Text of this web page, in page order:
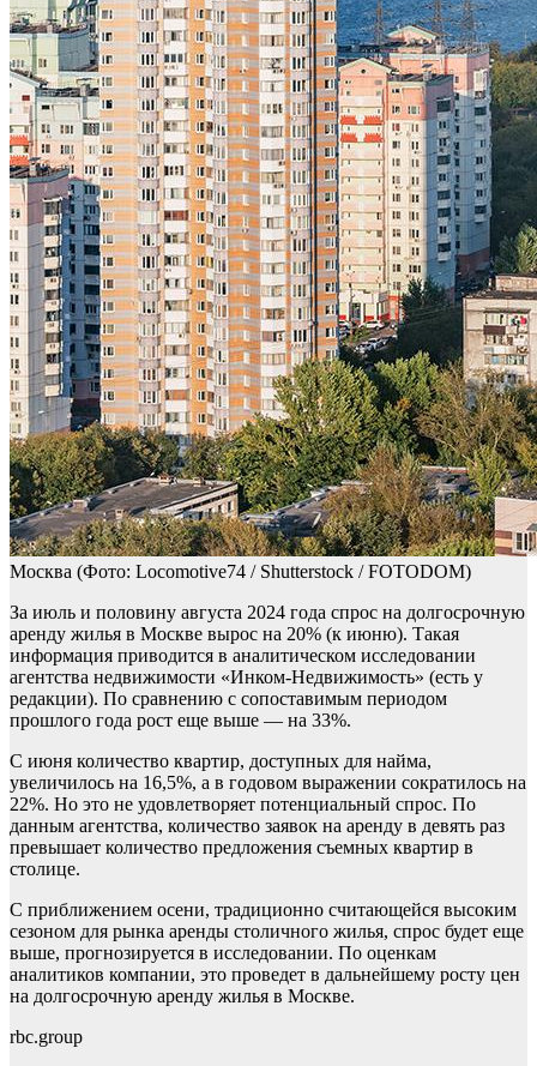
Москва (Фото: Locomotive74 / Shutterstock / FOTODOM)
За июль и половину августа 2024 года спрос на долгосрочную
аренду жилья в Москве вырос на 20% (к июню). Такая
информация приводится в аналитическом исследовании
агентства недвижимости «Инком-Недвижимость» (есть у
редакции). По сравнению с сопоставимым периодом
прошлого года рост еще выше — на 33%.
С июня количество квартир, доступных для найма,
увеличилось на 16,5%, а в годовом выражении сократилось на
22%. Но это не удовлетворяет потенциальный спрос. По
данным агентства, количество заявок на аренду в девять раз
превышает количество предложения съемных квартир в
столице.
С приближением осени, традиционно считающейся высоким
сезоном для рынка аренды столичного жилья, спрос будет еще
выше, прогнозируется в исследовании. По оценкам
аналитиков компании, это проведет в дальнейшему росту цен
на долгосрочную аренду жилья в Москве.
rbc.group